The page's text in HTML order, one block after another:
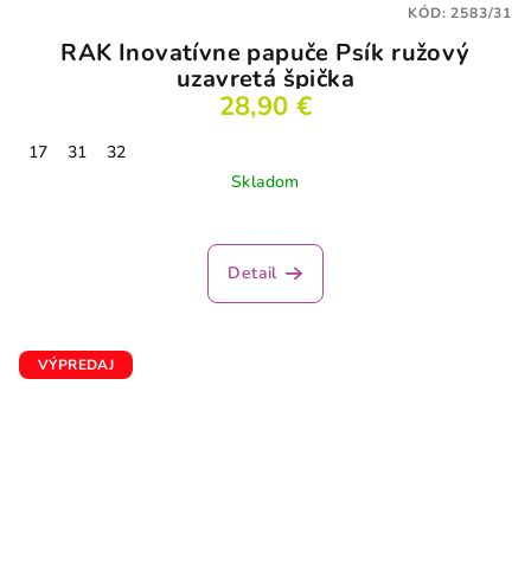
RAK Inovatívne papuče Psík ružový
uzavretá špička
28,90 €
17 31
32
Skladom
Detail
KÓD:2583/31
VÝPREDAJ